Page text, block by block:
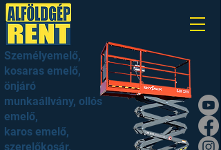
Személyemelő,
kosaras emelő,
önjáró
munkaállvány, ollós
emelő,
karos emelő,
szerelőkosár,